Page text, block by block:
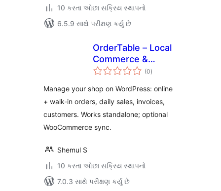
10 કરતા ઓછા સક્રિય સ્થાપનો
6.5.9 સાથે પરીક્ષણ કર્યું છે
OrderTable – Local
Commerce &
Operations
(0કુલ
રેટિંગ્સ
)
Manage your shop on WordPress: online
+ walk-in orders, daily sales, invoices,
customers. Works standalone; optional
WooCommerce sync.
Shemul S
10 કરતા ઓછા સક્રિય સ્થાપનો
7.0.3 સાથે પરીક્ષણ કર્યું છે